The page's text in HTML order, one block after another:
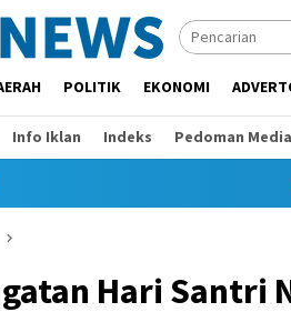
POLITIK EKONOMI
Info Iklan Indeks Pedoman
Bawaslu
Hari Santri